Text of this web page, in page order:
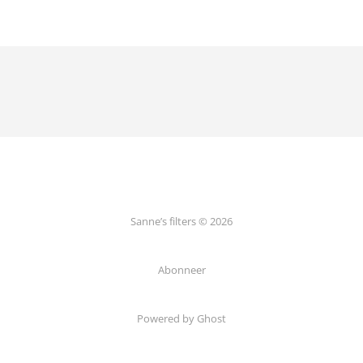
Sanne’s filters © 2026
Abonneer
Powered by Ghost